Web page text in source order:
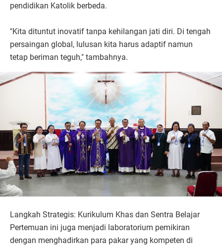
pendidikan Katolik berbeda.
"Kita dituntut inovatif tanpa kehilangan jati diri. Di tengah
persaingan global, lulusan kita harus adaptif namun
tetap beriman teguh," tambahnya.
Langkah Strategis: Kurikulum Khas dan Sentra Belajar
Pertemuan ini juga menjadi laboratorium pemikiran
dengan menghadirkan para pakar yang kompeten di